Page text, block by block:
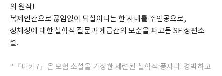
의 원작!
복제인간으로 끊임없이 되살아나는 한 사내를 주인공으로,
정체성에 대한 철학적 질문과 계급간의 모순을 파고든 SF 장편소
설.
"『미키7』은 모험 소설을 가장한 세련된 철학적 풍자다. 경박하고